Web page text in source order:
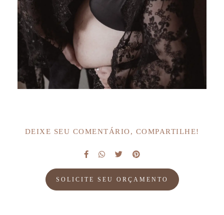
DEIXE SEU COMENTÁRIO, COMPARTILHE!
SOLICITE SEU ORÇAMENTO